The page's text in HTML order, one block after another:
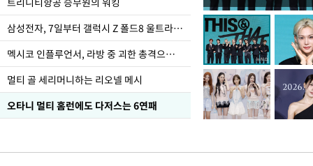
삼성전자, 7일부터 갤럭시 Z 폴드8 울트라·폴드8·플립8 출시
멕시코 인플루언서, 라방 중 괴한 총격으로 사망
멀티 골 세리머니하는 리오넬 메시
오타니 멀티 홈런에도 다저스는 6연패
폭염